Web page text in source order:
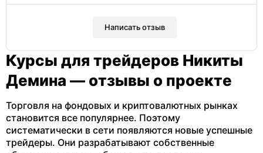
Написать отзыв
Курсы для трейдеров Никиты
Демина — отзывы о проекте
Торговля на фондовых и криптовалютных рынках
становится все популярнее. Поэтому
систематически в сети появляются новые успешные
трейдеры. Они разрабатывают собственные